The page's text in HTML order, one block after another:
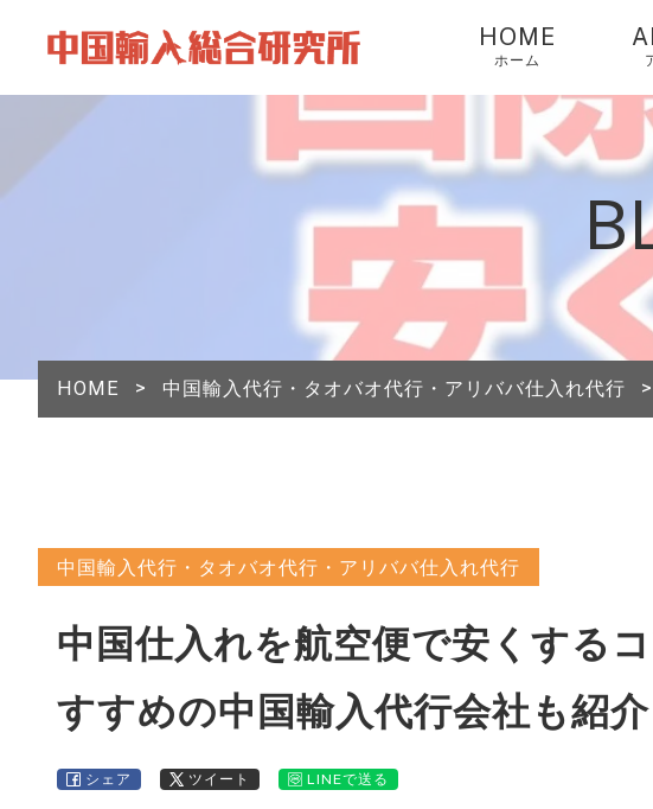
HOME
ホーム
HOME > 中国輸入代行・タオバオ代行・アリババ仕入れ代行 >
中国輸入代行・タオバオ代行・アリババ仕入れ代行
中国仕入れを航空便で安くする
すすめの中国輸入代行会社も紹介
シェア ツイート LINEで送る